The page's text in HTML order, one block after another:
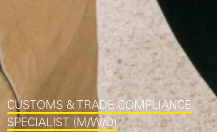
CUSTOMS & TRADE COMPLIANCE
SPECIALIST (M/W/D)